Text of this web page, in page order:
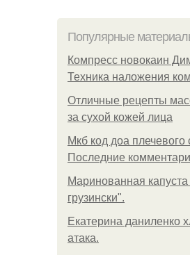
Популярные
Компресс новокаин
Техника наложения
Отличные рецепты
за сухой кожей лица
Мкб код доа плечевого
Последние
Маринованная
грузински".
Екатерина даниленко
атака.